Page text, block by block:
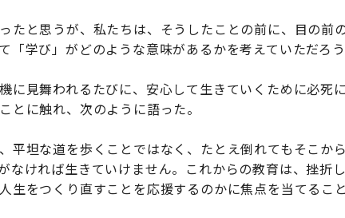
たと思うが、私たちは、そうしたことの前に、目の前
「学び」がどのような意味があるかを考えていただろう
に見舞われるたびに、安心して生きていくために必死
とに触れ、次のように語った。
平坦な道を歩くことではなく、たとえ倒れてもそこか
なければ生きていけません。これからの教育は、挫折
生をつくり直すことを応援するのかに焦点を当てること